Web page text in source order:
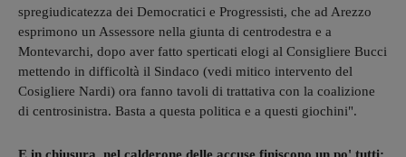
spregiudicatezza dei Democratici e Progressisti, che ad Arezzo
esprimono un Assessore nella giunta di centrodestra e a
Montevarchi, dopo aver fatto sperticati elogi al Consigliere Bucci
mettendo in difficoltà il Sindaco (vedi mitico intervento del
Cosigliere Nardi) ora fanno tavoli di trattativa con la coalizione
di centrosinistra. Basta a questa politica e a questi giochini".